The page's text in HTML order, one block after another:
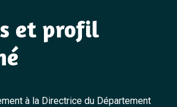
et profil
à la Directrice du Département